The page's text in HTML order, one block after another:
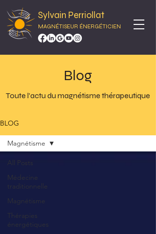
Sylvain Perriollat
MAGNÉTISEUR ÉNERGÉTICIEN
Blog
Toute l'actu du magnétisme thérapeutique
BLOG
All Posts
Médecine
traditionnelle
Magnétisme
Thérapies
énergétiques
Magnétisme